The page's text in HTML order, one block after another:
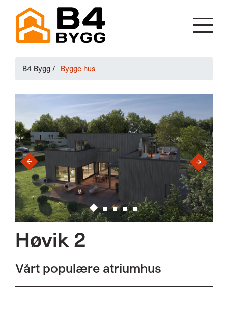
B4 Bygg / Bygge hus
‹ ›
Høvik 2
Vårt populære atriumhus